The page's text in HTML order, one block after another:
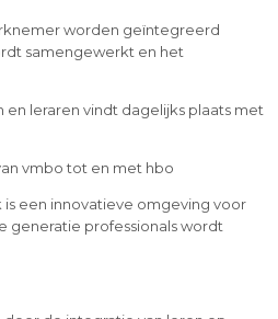
worden geïntegreerd
samengewerkt en het
leraren vindt dagelijks plaats met
vmbo tot en met hbo
een innovatieve omgeving voor
generatie professionals wordt